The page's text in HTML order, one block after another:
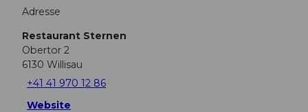
Adresse
Restaurant Sternen
Obertor 2
6130 Willisau
+41 41 970 12 86
Website